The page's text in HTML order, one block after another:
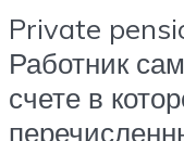
Private
Работник
счете в